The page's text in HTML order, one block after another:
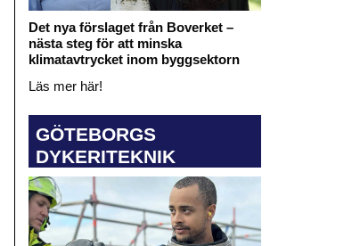
Det nya förslaget från Boverket –
nästa steg för att minska
klimatavtrycket inom byggsektorn
Läs mer här!
GÖTEBORGS
DYKERITEKNIK